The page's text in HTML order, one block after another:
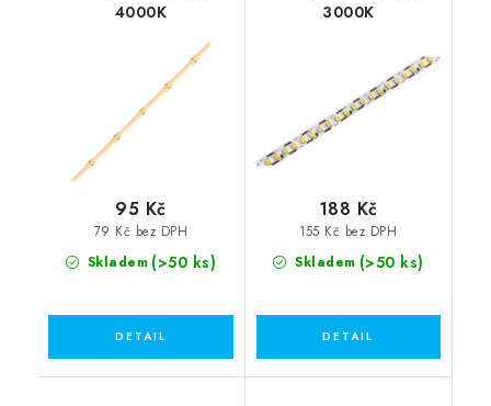
4000K
Skladem (>50 ks)
79 Kč bez DPH
95 Kč
3000K
Skladem (>50 ks)
155 Kč bez DPH
188 Kč